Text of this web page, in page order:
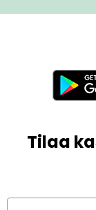
Tilaa